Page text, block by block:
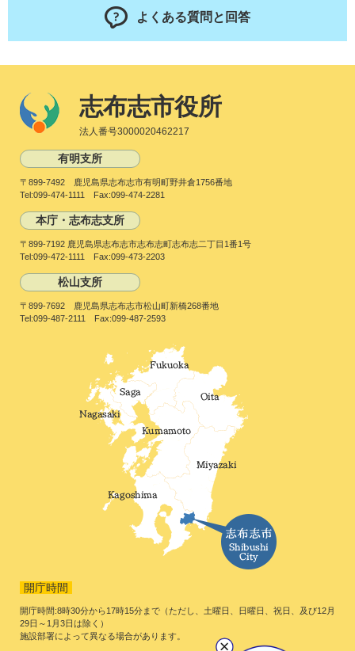
よくある質問と回答
志布志市役所
法人番号3000020462217
有明支所
〒899-7492 鹿児島県志布志市有明町野井倉1756番地
Tel:099-474-1111 Fax:099-474-2281
本庁・志布志支所
〒899-7192 鹿児島県志布志市志布志町志布志二丁目1番1号
Tel:099-472-1111 Fax:099-473-2203
松山支所
〒899-7692 鹿児島県志布志市松山町新橋268番地
Tel:099-487-2111 Fax:099-487-2593
開庁時間
開庁時間:8時30分から17時15分まで（ただし、土曜日、日曜日、祝日、及び12月
29日～1月3日は除く）
施設部署によって異なる場合があります。